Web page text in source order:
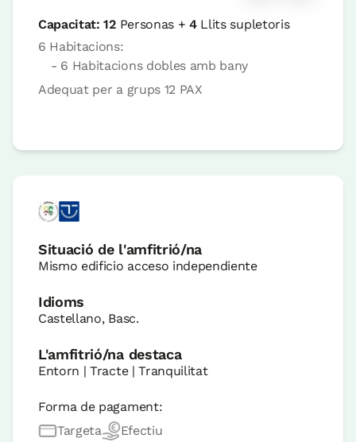
Capacitat:12Personas +4Llits supletoris
6 Habitacions:
- 6 Habitacions dobles amb bany
Adequat per a grups 12 PAX
Situació de l'amfitrió/na
Mismo edificio acceso independiente
Idioms
Castellano, Basc.
L'amfitrió/na destaca
Entorn | Tracte | Tranquilitat
Forma de pagament:
Targeta
Efectiu